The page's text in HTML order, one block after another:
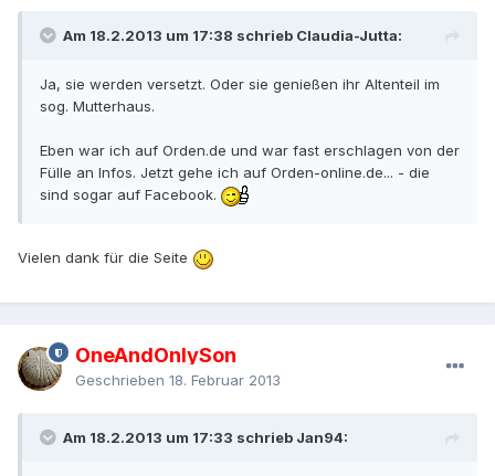
Am 18.2.2013 um 17:38 schrieb Claudia-Jutta:
Ja, sie werden versetzt. Oder sie genießen ihr Altenteil im
sog. Mutterhaus.
Eben war ich auf Orden.de und war fast erschlagen von der
Fülle an Infos. Jetzt gehe ich auf Orden-online.de... - die
sind sogar auf Facebook.
Vielen dank für die Seite
OneAndOnlySon
Geschrieben 18. Februar 2013
Am 18.2.2013 um 17:33 schrieb Jan94: